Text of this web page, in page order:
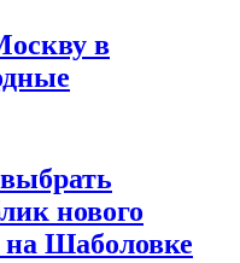
в
нового
на Шаболовке